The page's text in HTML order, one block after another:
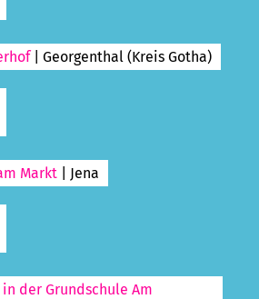
| Georgenthal (Kreis Gotha)
Markt | Jena
in der Grundschule Am